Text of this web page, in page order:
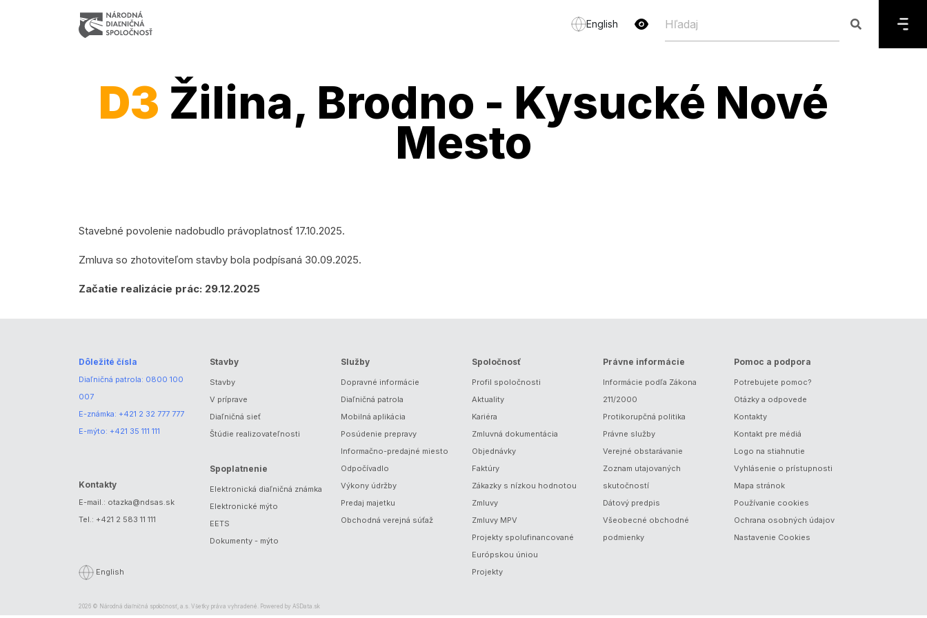
English
D3 Žilina, Brodno - Kysucké Nové
Mesto
Stavebné povolenie nadobudlo právoplatnosť 17.10.2025.
Zmluva so zhotoviteľom stavby bola podpísaná 30.09.2025.
Začatie realizácie prác: 29.12.2025
Dôležité čísla
Diaľničná patrola: 0800 100
007
E-známka: +421 2 32 777 777
E-mýto: +421 35 111 111
Kontakty
E-mail.: otazka@ndsas.sk
Tel.: +421 2 583 11 111
English
Stavby
Stavby
V príprave
Diaľničná sieť
Štúdie realizovateľnosti
Spoplatnenie
Elektronická diaľničná známka
Elektronické mýto
EETS
Dokumenty - mýto
Služby
Dopravné informácie
Diaľničná patrola
Mobilná aplikácia
Posúdenie prepravy
Informačno-predajné miesto
Odpočívadlo
Výkony údržby
Predaj majetku
Obchodná verejná súťaž
Spoločnosť
Profil spoločnosti
Aktuality
Kariéra
Zmluvná dokumentácia
Objednávky
Faktúry
Zákazky s nízkou hodnotou
Zmluvy
Zmluvy MPV
Projekty spolufinancované
Európskou úniou
Projekty
Právne informácie
Informácie podľa Zákona
211/2000
Protikorupčná politika
Právne služby
Verejné obstarávanie
Zoznam utajovaných
skutočností
Dátový predpis
Všeobecné obchodné
podmienky
Pomoc a podpora
Potrebujete pomoc?
Otázky a odpovede
Kontakty
Kontakt pre médiá
Logo na stiahnutie
Vyhlásenie o prístupnosti
Mapa stránok
Používanie cookies
Ochrana osobných údajov
Nastavenie Cookies
2026 © Národná diaľničná spoločnosť, a.s. Všetky práva vyhradené. Powered by ASData.sk